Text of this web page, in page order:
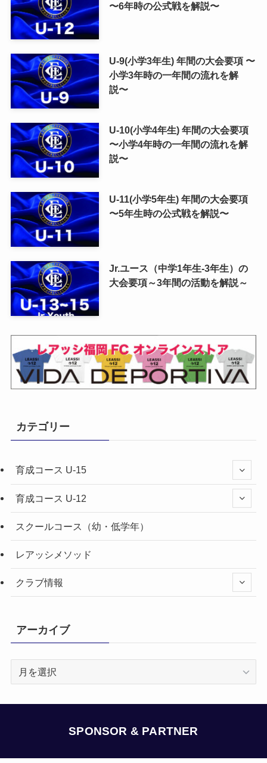
〜6年時の公式戦を解説〜
U-9(小学3年生) 年間の大会要項 〜
小学3年時の一年間の流れを解
説〜
U-10(小学4年生) 年間の大会要項
〜小学4年時の一年間の流れを解
説〜
U-11(小学5年生) 年間の大会要項
〜5年生時の公式戦を解説〜
Jr.ユース（中学1年生-3年生）の
大会要項～3年間の活動を解説～
カテゴリー
育成コース U-15
育成コース U-12
スクールコース（幼・低学年）
レアッシメソッド
クラブ情報
アーカイブ
SPONSOR & PARTNER